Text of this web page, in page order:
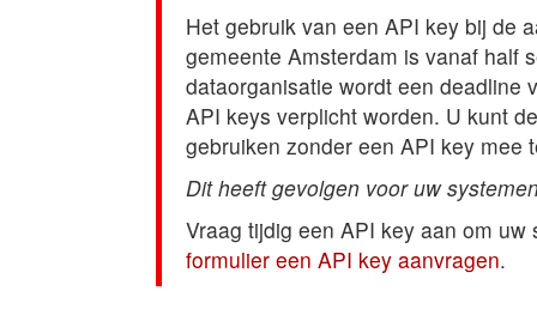
Het gebruik van een API key bij de
gemeente Amsterdam is vanaf half
dataorganisatie wordt een deadline
API keys verplicht worden. U kunt
gebruiken zonder een API key mee
Dit heeft gevolgen voor uw
Vraag tijdig een API key aan om
formulier een API key aanvragen.